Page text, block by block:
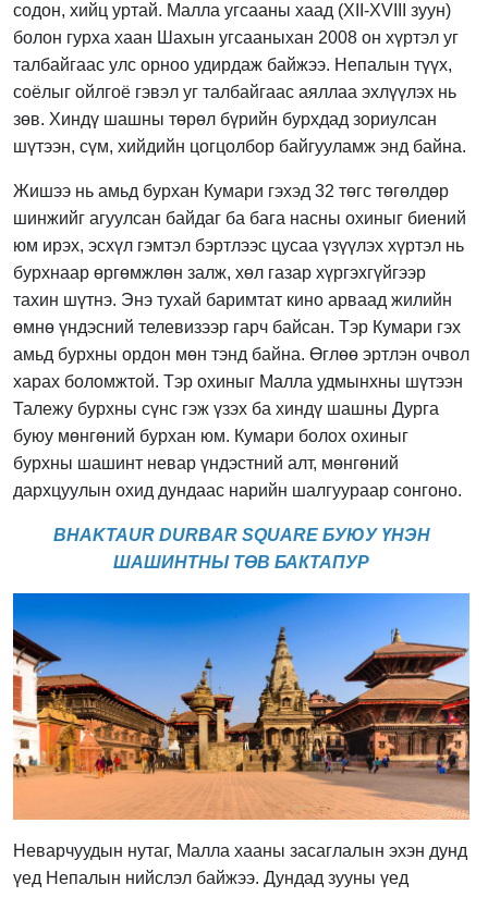
содон, хийц уртай. Малла угсааны хаад (XII-XVIII зуун)
болон гурха хаан Шахын угсааныхан 2008 он хүртэл уг
талбайгаас улс орноо удирдаж байжээ. Непалын түүх,
соёлыг ойлгоё гэвэл уг талбайгаас аяллаа эхлүүлэх нь
зөв. Хиндү шашны төрөл бүрийн бурхдад зориулсан
шүтээн, сүм, хийдийн цогцолбор байгууламж энд байна.
Жишээ нь амьд бурхан Кумари гэхэд 32 төгс төгөлдөр
шинжийг агуулсан байдаг ба бага насны охиныг биений
юм ирэх, эсхүл гэмтэл бэртлээс цусаа үзүүлэх хүртэл нь
бурхнаар өргөмжлөн залж, хөл газар хүргэхгүйгээр
тахин шүтнэ. Энэ тухай баримтат кино арваад жилийн
өмнө үндэсний телевизээр гарч байсан. Тэр Кумари гэх
амьд бурхны ордон мөн тэнд байна. Өглөө эртлэн очвол
харах боломжтой. Тэр охиныг Малла удмынхны шүтээн
Талежу бурхны сүнс гэж үзэх ба хиндү шашны Дурга
буюу мөнгөний бурхан юм. Кумари болох охиныг
бурхны шашинт невар үндэстний алт, мөнгөний
дархцуулын охид дундаас нарийн шалгуураар сонгоно.
BHAKTAUR DURBAR SQUARE БУЮУ ҮНЭН
ШАШИНТНЫ ТӨВ БАКТАПУР
Неварчуудын нутаг, Малла хааны засаглалын эхэн дунд
үед Непалын нийслэл байжээ. Дундад зууны үед